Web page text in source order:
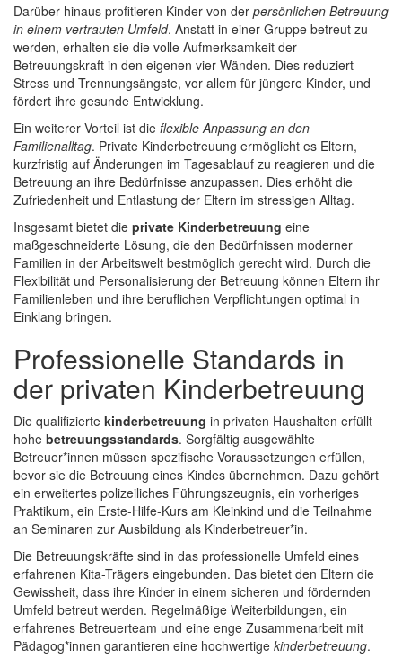
Darüber hinaus profitieren Kinder von der persönlichen Betreuung
in einem vertrauten Umfeld. Anstatt in einer Gruppe betreut zu
werden, erhalten sie die volle Aufmerksamkeit der
Betreuungskraft in den eigenen vier Wänden. Dies reduziert
Stress und Trennungsängste, vor allem für jüngere Kinder, und
fördert ihre gesunde Entwicklung.
Ein weiterer Vorteil ist die flexible Anpassung an den
Familienalltag. Private Kinderbetreuung ermöglicht es Eltern,
kurzfristig auf Änderungen im Tagesablauf zu reagieren und die
Betreuung an ihre Bedürfnisse anzupassen. Dies erhöht die
Zufriedenheit und Entlastung der Eltern im stressigen Alltag.
Insgesamt bietet die private Kinderbetreuung eine
maßgeschneiderte Lösung, die den Bedürfnissen moderner
Familien in der Arbeitswelt bestmöglich gerecht wird. Durch die
Flexibilität und Personalisierung der Betreuung können Eltern ihr
Familienleben und ihre beruflichen Verpflichtungen optimal in
Einklang bringen.
Professionelle Standards in
der privaten Kinderbetreuung
Die qualifizierte kinderbetreuung in privaten Haushalten erfüllt
hohe betreuungsstandards. Sorgfältig ausgewählte
Betreuer*innen müssen spezifische Voraussetzungen erfüllen,
bevor sie die Betreuung eines Kindes übernehmen. Dazu gehört
ein erweitertes polizeiliches Führungszeugnis, ein vorheriges
Praktikum, ein Erste-Hilfe-Kurs am Kleinkind und die Teilnahme
an Seminaren zur Ausbildung als Kinderbetreuer*in.
Die Betreuungskräfte sind in das professionelle Umfeld eines
erfahrenen Kita-Trägers eingebunden. Das bietet den Eltern die
Gewissheit, dass ihre Kinder in einem sicheren und fördernden
Umfeld betreut werden. Regelmäßige Weiterbildungen, ein
erfahrenes Betreuerteam und eine enge Zusammenarbeit mit
Pädagog*innen garantieren eine hochwertige kinderbetreuung.